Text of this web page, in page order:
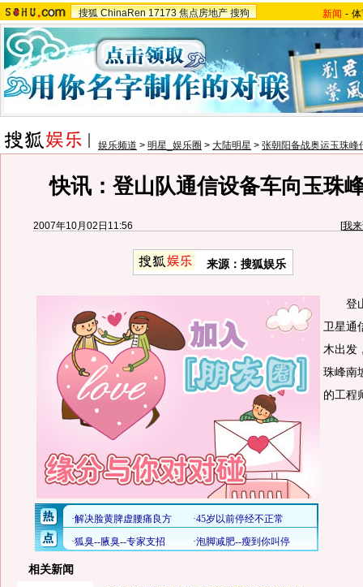
搜狐 ChinaRen 17173 焦点房地产 搜狗 新闻 -
娱乐频道 > 明星_娱乐圈 > 大陆明星 > 张朝阳备战奥运玉珠峰
快讯：登山队通信设备车向玉珠
2007年10月02日11:56 [我
来源：搜狐娱乐
登山
卫星通
木出发
珠峰南
的工程
相关新闻